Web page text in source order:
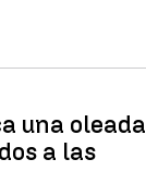
una oleada
a las